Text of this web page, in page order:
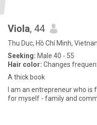
Viola, 44
Thu Duc, Hồ Chí Minh,
Seeking: Male 40 - 55
Hair color: Changes
A thick book
I am an entrepreneur who
for myself - family and